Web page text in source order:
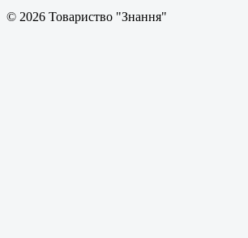
© 2026 Товариство "Знання"